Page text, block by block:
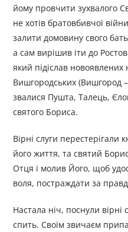
йому провчити зухвалого
не хотів братовбивчої
залити домовину свого
а сам вирішив іти до
який підіслав новоявлених
Вишгородських (Вишгород
звалися Пушта, Талець,
святого Бориса.
Вірні слуги перестерігали
його життя, та святий
Отця і молив Його, щоб
воля, постраждати за
Настала ніч, поснули вірні
спить. Своїм звичаєм